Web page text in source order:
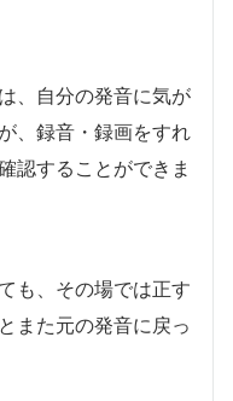
、自分の発音に気が
、録音・録画をすれ
認することができま
も、その場では正す
また元の発音に戻っ